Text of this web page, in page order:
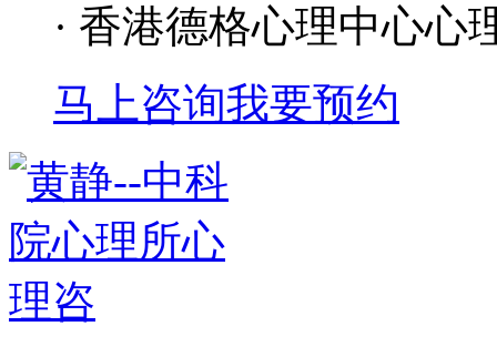
· 香港德格心理中心心
马上咨询我要预约